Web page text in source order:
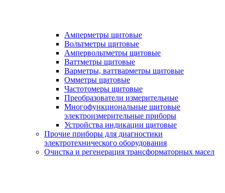
Амперметры щитовые
Вольтметры щитовые
Ампервольтметры щитовые
Ваттметры щитовые
Варметры, ваттварметры щитовые
Омметры щитовые
Частотомеры щитовые
Преобразователи измерительные
Многофункциональные щитовые
электроизмерительные приборы
Устройства индикации щитовые
Прочие приборы для диагностики
электротехнического оборудования
Очистка и регенерация трансформаторных масел